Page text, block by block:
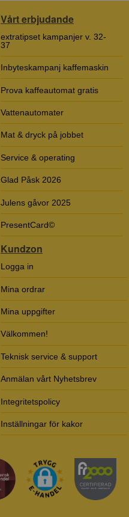
Vårt erbjudande
extratipset kampanjer v. 32-
37
Inbyteskampanj kaffemaskin
Prova kaffeautomat gratis
Vattenautomater
Mat & dryck på jobbet
Service & operating
Glad Påsk 2026
Julens gåvor 2025
PresentCard©
Kundzon
Logga in
Mina ordrar
Mina uppgifter
Välkommen!
Teknisk service & support
Anmälan vårt Nyhetsbrev
Integritetspolicy
Inställningar för kakor